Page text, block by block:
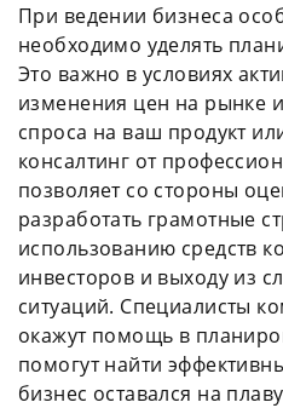
При ведении бизнеса
необходимо уделять
Это важно в условиях
изменения цен на рынке
спроса на ваш продукт
консалтинг от
позволяет со стороны
разработать грамотные
использованию средств
инвесторов и выходу из
ситуаций. Специалисты
окажут помощь в
помогут найти
бизнес оставался на